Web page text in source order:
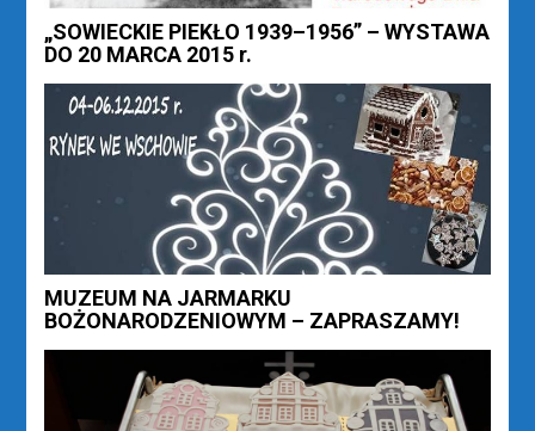
„SOWIECKIE PIEKŁO 1939–1956” – WYSTAWA
DO 20 MARCA 2015 r.
MUZEUM NA JARMARKU
BOŻONARODZENIOWYM – ZAPRASZAMY!